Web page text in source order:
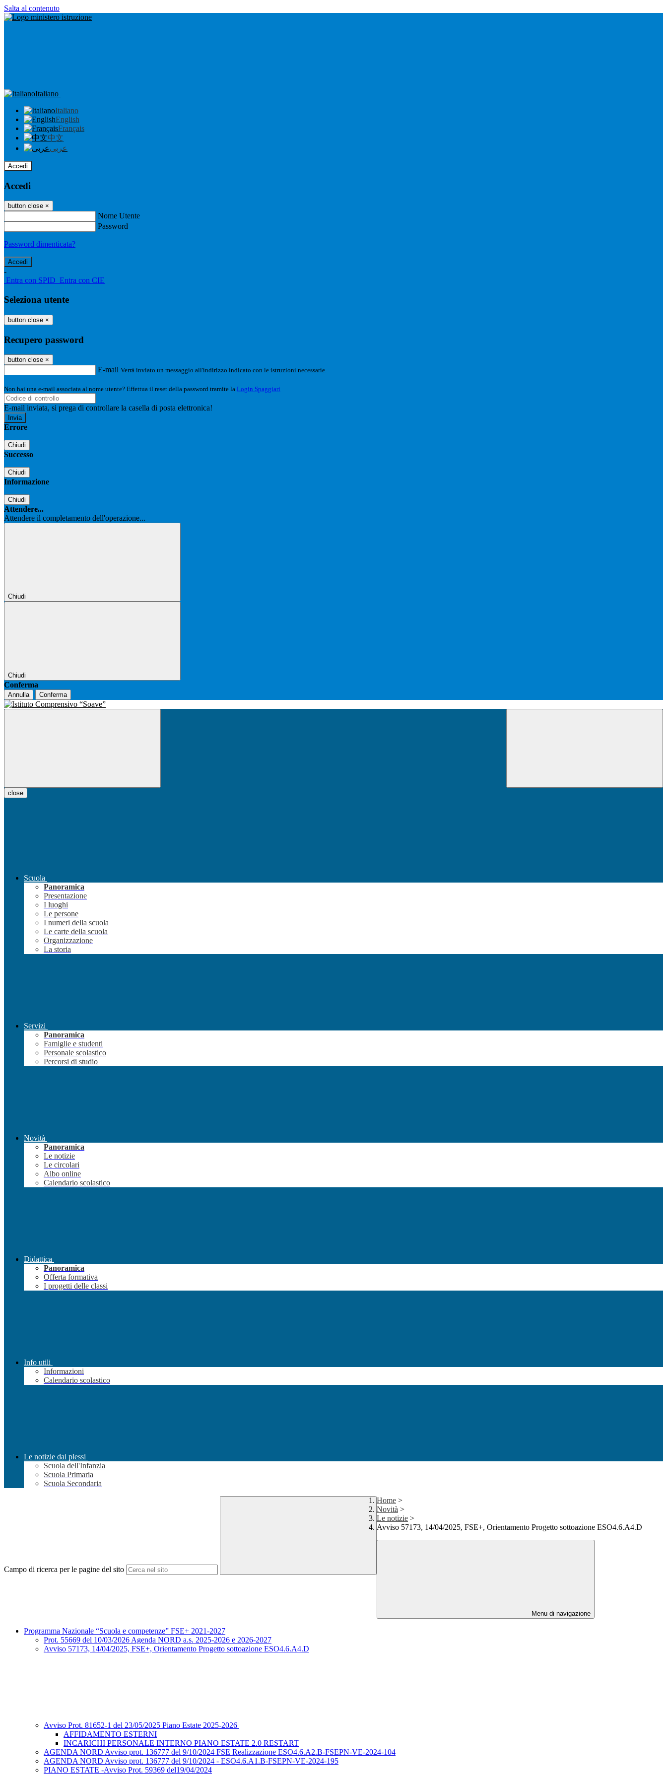
Salta al contenuto
Italiano
Italiano
English
Français
中文
عربى
Accedi
Accedi
button close ×
Nome Utente
Password
Password dimenticata?
-
Entra con SPID Entra con CIE
Seleziona utente
button close ×
Recupero password
button close ×
E-mail Verrà inviato un messaggio all'indirizzo indicato con le istruzioni necessarie.
Non hai una e-mail associata al nome utente? Effettua il reset della password tramite la Login Spaggiari
E-mail inviata, si prega di controllare la casella di posta elettronica!
Errore
Chiudi
Successo
Chiudi
Informazione
Chiudi
Attendere...
Attendere il completamento dell'operazione...
Chiudi
Chiudi
Conferma
Annulla Conferma
close
Scuola
Panoramica
Presentazione
I luoghi
Le persone
I numeri della scuola
Le carte della scuola
Organizzazione
La storia
Servizi
Panoramica
Famiglie e studenti
Personale scolastico
Percorsi di studio
Novità
Panoramica
Le notizie
Le circolari
Albo online
Calendario scolastico
Didattica
Panoramica
Offerta formativa
I progetti delle classi
Info utili
Informazioni
Calendario scolastico
Le notizie dai plessi
Scuola dell'Infanzia
Scuola Primaria
Scuola Secondaria
Campo di ricerca per le pagine del sito
Home >
Novità >
Le notizie >
Avviso 57173, 14/04/2025, FSE+, Orientamento Progetto sottoazione ESO4.6.A4.D
Menu di navigazione
Programma Nazionale “Scuola e competenze” FSE+ 2021-2027
Prot. 55669 del 10/03/2026 Agenda NORD a.s. 2025-2026 e 2026-2027
Avviso 57173, 14/04/2025, FSE+, Orientamento Progetto sottoazione ESO4.6.A4.D
Avviso Prot. 81652-1 del 23/05/2025 Piano Estate 2025-2026
AFFIDAMENTO ESTERNI
INCARICHI PERSONALE INTERNO PIANO ESTATE 2.0 RESTART
AGENDA NORD Avviso prot. 136777 del 9/10/2024 FSE Realizzazione ESO4.6.A2.B-FSEPN-VE-2024-104
AGENDA NORD Avviso prot. 136777 del 9/10/2024 - ESO4.6.A1.B-FSEPN-VE-2024-195
PIANO ESTATE -Avviso Prot. 59369 del19/04/2024